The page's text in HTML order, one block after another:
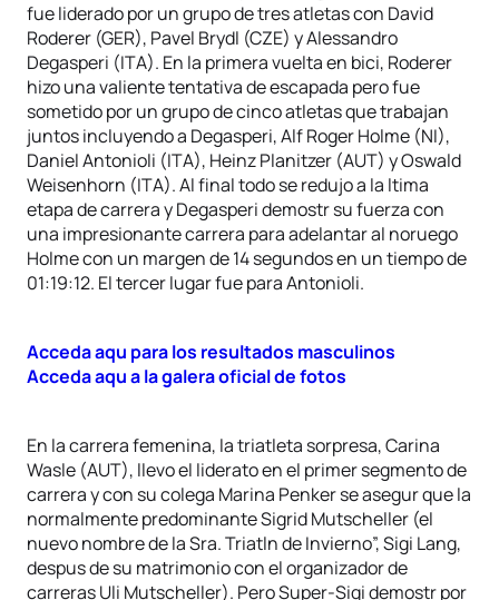
fue liderado por un grupo de tres atletas con David
Roderer (GER), Pavel Brydl (CZE) y Alessandro
Degasperi (ITA). En la primera vuelta en bici, Roderer
hizo una valiente tentativa de escapada pero fue
sometido por un grupo de cinco atletas que trabajan
juntos incluyendo a Degasperi, Alf Roger Holme (NI),
Daniel Antonioli (ITA), Heinz Planitzer (AUT) y Oswald
Weisenhorn (ITA). Al final todo se redujo a la ltima
etapa de carrera y Degasperi demostr su fuerza con
una impresionante carrera para adelantar al noruego
Holme con un margen de 14 segundos en un tiempo de
01:19:12. El tercer lugar fue para Antonioli.
Acceda aqu para los resultados masculinos
Acceda aqu a la galera oficial de fotos
En la carrera femenina, la triatleta sorpresa, Carina
Wasle (AUT), llevo el liderato en el primer segmento de
carrera y con su colega Marina Penker se asegur que la
normalmente predominante Sigrid Mutscheller (el
nuevo nombre de la Sra. Triatln de Invierno”, Sigi Lang,
despus de su matrimonio con el organizador de
carreras Uli Mutscheller). Pero Super-Sigi demostr por